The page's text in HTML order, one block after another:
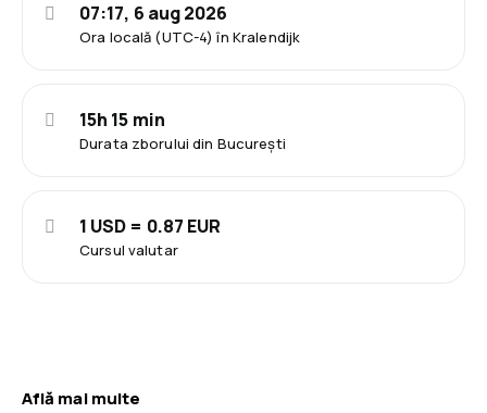
Ora locală (UTC-4) în Kralendijk
07:17, 6 aug 2026
Durata zborului din București
15h 15 min
Cursul valutar
1 USD = 0.87 EUR
Află mai multe